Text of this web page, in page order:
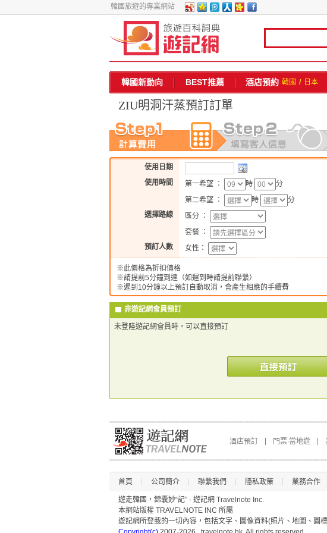
韓國旅遊的專業網站
韓國新動向 BEST推薦 酒店預約 韓國 / 日本
ZIU明洞汗蒸預訂訂單
使用日期
使用時間
第一希望 ： 時
分
第二希望 ：
時
分
選擇路線
區分 ：
套餐 ：
預訂人數
女性：
※此價格為折扣價格
※請提前5分鐘到達（如遲到時請提前聯繫）
※遲到10分鐘以上預訂自動取消，會產生相應的手續費
非遊記網會員預訂
未登陸遊記網會員時，可以直接預訂
酒店預訂 門票∙當地遊
首頁 公司簡介 聯繫我們 隱私政策 業務合作
遊走韓國，錦囊妙“記” - 遊記網 Travelnote Inc.
本網站版權 TRAVELNOTE INC 所屬
遊記網所登載的一切內容，包括文字、圖像資料(照片、地圖、